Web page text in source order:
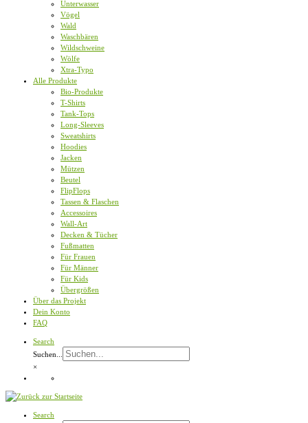
Unterwasser
Vögel
Wald
Waschbären
Wildschweine
Wölfe
Xtra-Typo
Alle Produkte
Bio-Produkte
T-Shirts
Tank-Tops
Long-Sleeves
Sweatshirts
Hoodies
Jacken
Mützen
Beutel
FlipFlops
Tassen & Flaschen
Accessoires
Wall-Art
Decken & Tücher
Fußmatten
Für Frauen
Für Männer
Für Kids
Übergrößen
Über das Projekt
Dein Konto
FAQ
Search
Suchen...
×
Search